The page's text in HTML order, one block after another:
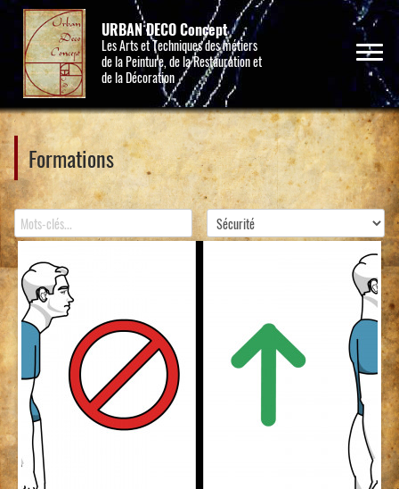
URBAN DECO Concept
Les Arts et Techniques des métiers
de la Peinture, de la Restauration et
de la Décoration
Formations